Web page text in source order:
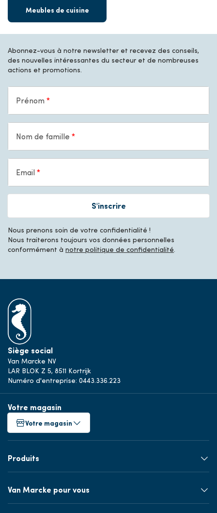
Meubles de cuisine
Abonnez-vous à notre newsletter et recevez des conseils,
des nouvelles intéressantes du secteur et de nombreuses
actions et promotions.
Prénom
Nom de famille
Email
S'inscrire
Nous prenons soin de votre confidentialité !
Nous traiterons toujours vos données personnelles
conformément à notre politique de confidentialité.
Siège social
Van Marcke NV
LAR BLOK Z 5, 8511 Kortrijk
Numéro d'entreprise: 0443.336.223
Votre magasin
Votre magasin
Produits
Van Marcke pour vous